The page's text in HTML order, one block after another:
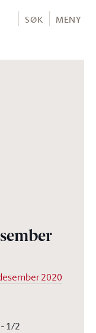
SØK MENY
2020
1/2